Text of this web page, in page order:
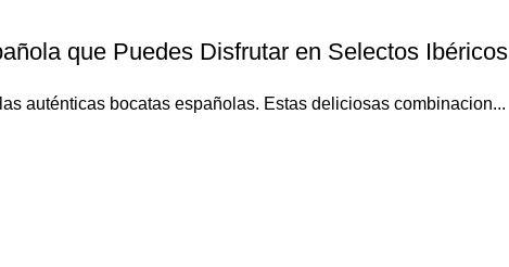
que Puedes Disfrutar en Selectos Ibéricos
auténticas bocatas españolas. Estas deliciosas combinacion...